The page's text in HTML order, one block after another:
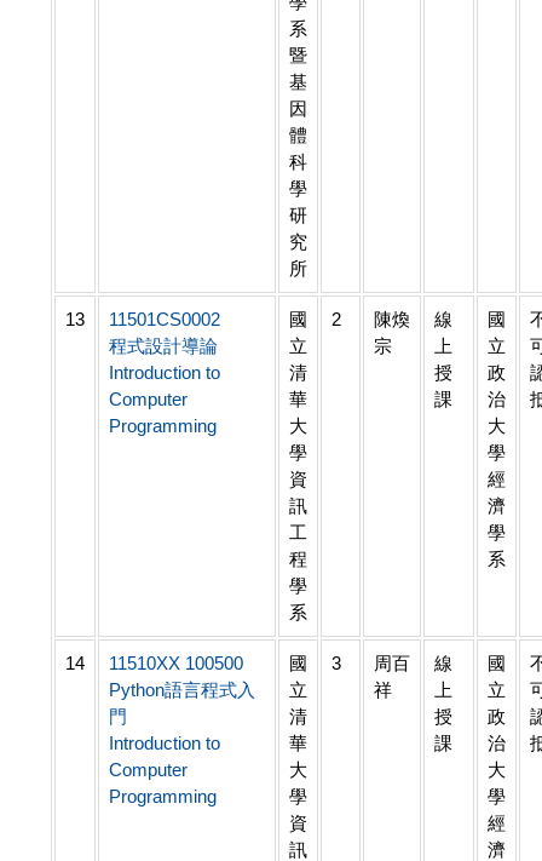
系
暨
基
因
體
科
學
研
究
所
13
11501CS0002
程式設計導論
Introduction to
Computer
Programming
國
立
清
華
大
學
資
訊
工
程
學
系
2
陳煥
宗
線
上
授
課
國
立
政
治
大
學
經
濟
學
系
14
11510XX 100500
Python語言程式入
門
Introduction to
Computer
Programming
國
立
清
華
大
學
資
訊
3
周百
祥
線
上
授
課
國
立
政
治
大
學
經
濟